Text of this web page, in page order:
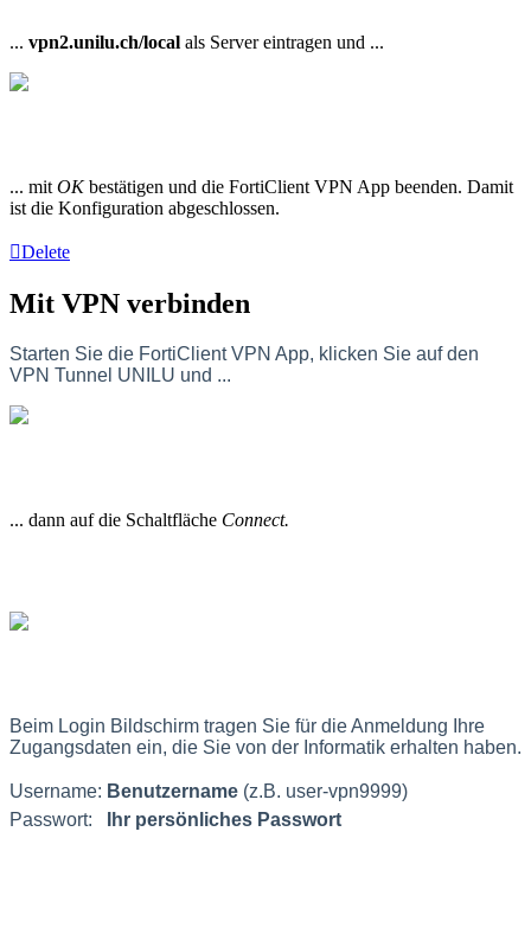
... vpn2.unilu.ch/local als Server eintragen und ...
... mit OKbestätigen und die FortiClient VPN App beenden. Damit
ist die Konfiguration abgeschlossen.
Delete
Mit VPN verbinden
Starten Sie die FortiClient VPN App, klicken Sie auf den
VPN Tunnel UNILU und ...
... dann auf die Schaltfläche Connect.
Beim Login Bildschirm tragen Sie für die Anmeldung Ihre
Zugangsdaten ein, die Sie von der Informatik erhalten haben.
Username: Benutzername (z.B. user-vpn9999)
Passwort:
Ihr persönliches Passwort